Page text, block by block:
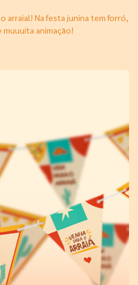
arraial! Na festa junina tem forró,
animação!